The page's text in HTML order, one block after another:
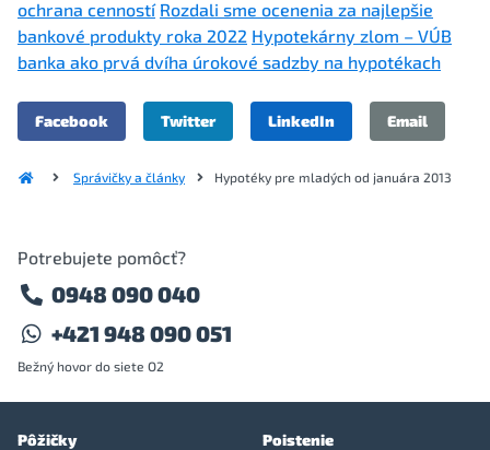
ochrana cenností Rozdali sme ocenenia za najlepšie
bankové produkty roka 2022 Hypotekárny zlom – VÚB
banka ako prvá dvíha úrokové sadzby na hypotékach
Facebook Twitter LinkedIn Email
Správičky a články Hypotéky pre mladých od januára 2013
Potrebujete pomôcť?
0948 090 040
+421 948 090 051
Bežný hovor do siete O2
Pôžičky Poistenie